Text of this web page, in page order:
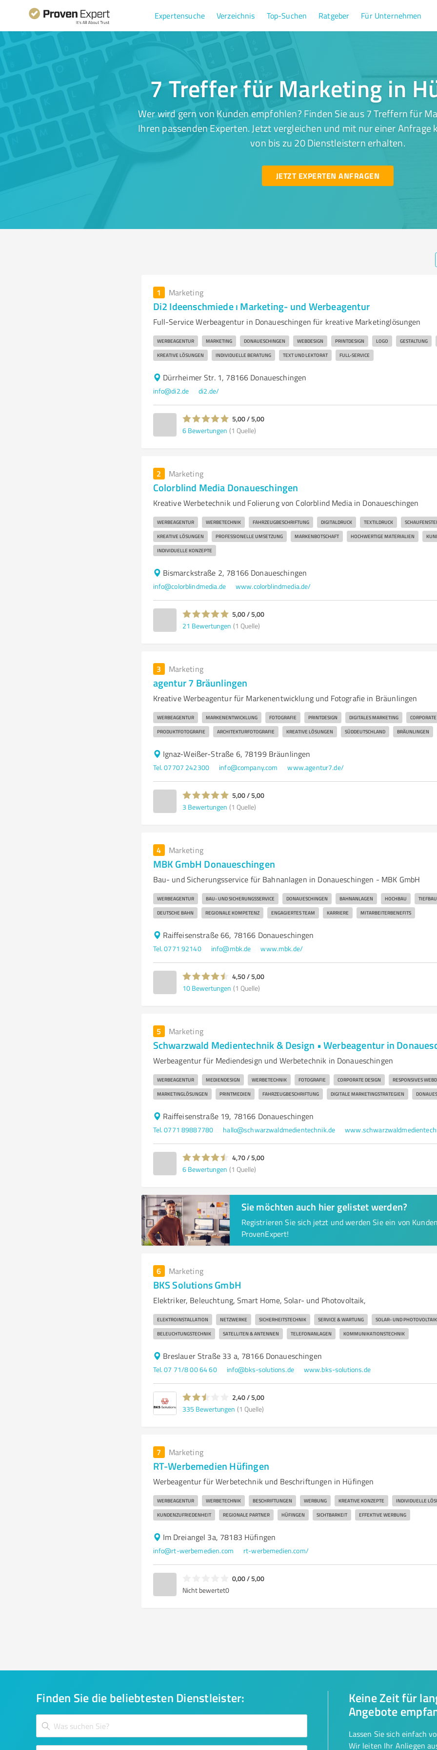
Expertensuche Verzeichnis Top-Suchen Ratgeber Für Unternehmen
7 Treffer für Marketing in
Wer wird gern von Kunden empfohlen? Finden Sie aus 7 Treffern für
Ihren passenden Experten. Jetzt vergleichen und mit nur einer Anfrage
von bis zu 20 Dienstleistern erhalten.
JETZT EXPERTEN ANFRAGEN
1 Marketing
Di2 Ideenschmiede ı Marketing- und Werbeagentur
Full-Service Werbeagentur in Donaueschingen für kreative Marketinglösungen
WERBEAGENTUR MARKETING DONAUESCHINGEN WEBDESIGN PRINTDESIGN LOGO GESTALTUNG
KREATIVE LÖSUNGEN INDIVIDUELLE BERATUNG TEXT UND LEKTORAT FULL-SERVICE
Dürrheimer Str. 1, 78166 Donaueschingen
info@di2.de di2.de/
5,00 / 5,00
6 Bewertungen (1 Quelle)
2 Marketing
Colorblind Media Donaueschingen
Kreative Werbetechnik und Folierung von Colorblind Media in Donaueschingen
WERBEAGENTUR WERBETECHNIK FAHRZEUGBESCHRIFTUNG DIGITALDRUCK TEXTILDRUCK
KREATIVE LÖSUNGEN PROFESSIONELLE UMSETZUNG MARKENBOTSCHAFT HOCHWERTIGE MATERIALIEN
INDIVIDUELLE KONZEPTE
Bismarckstraße 2, 78166 Donaueschingen
info@colorblindmedia.de www.colorblindmedia.de/
5,00 / 5,00
21 Bewertungen (1 Quelle)
3 Marketing
agentur 7 Bräunlingen
Kreative Werbeagentur für Markenentwicklung und Fotografie in Bräunlingen
WERBEAGENTUR MARKENENTWICKLUNG FOTOGRAFIE PRINTDESIGN DIGITALES MARKETING
PRODUKTFOTOGRAFIE ARCHITEKTURFOTOGRAFIE KREATIVE LÖSUNGEN SÜDDEUTSCHLAND BRÄUNLINGEN
Ignaz-Weißer-Straße 6, 78199 Bräunlingen
Tel. 07707 242300 info@company.com www.agentur7.de/
5,00 / 5,00
3 Bewertungen (1 Quelle)
4 Marketing
MBK GmbH Donaueschingen
Bau- und Sicherungsservice für Bahnanlagen in Donaueschingen - MBK GmbH
WERBEAGENTUR BAU- UND SICHERUNGSSERVICE DONAUESCHINGEN BAHNANLAGEN HOCHBAU TIEFBAU
DEUTSCHE BAHN REGIONALE KOMPETENZ ENGAGIERTES TEAM KARRIERE MITARBEITERBENEFITS
Raiffeisenstraße 66, 78166 Donaueschingen
Tel. 0771 92140 info@mbk.de www.mbk.de/
4,50 / 5,00
10 Bewertungen (1 Quelle)
5 Marketing
Schwarzwald Medientechnik & Design • Werbeagentur in
Werbeagentur für Mediendesign und Werbetechnik in Donaueschingen
WERBEAGENTUR MEDIENDESIGN WERBETECHNIK FOTOGRAFIE CORPORATE DESIGN RESPONSIVES
MARKETINGLÖSUNGEN PRINTMEDIEN FAHRZEUGBESCHRIFTUNG DIGITALE MARKETINGSTRATEGIEN
Raiffeisenstraße 19, 78166 Donaueschingen
Tel. 0771 89887780 hallo@schwarzwaldmedientechnik.de
4,70 / 5,00
6 Bewertungen (1 Quelle)
Sie möchten auch hier gelistet werden?
Registrieren Sie sich jetzt und werden Sie ein von
ProvenExpert!
6 Marketing
BKS Solutions GmbH
Elektriker, Beleuchtung, Smart Home, Solar- und Photovoltaik,
ELEKTROINSTALLATION NETZWERKE SICHERHEITSTECHNIK SERVICE & WARTUNG SOLAR- UND PHOTOVOLTAIK
BELEUCHTUNGSTECHNIK SATELLITEN & ANTENNEN TELEFONANLAGEN KOMMUNIKATIONSTECHNIK
Breslauer Straße 33 a, 78166 Donaueschingen
Tel. 07 71/8 00 64 60 info@bks-solutions.de www.bks-solutions.de
2,40 / 5,00
335 Bewertungen (1 Quelle)
7 Marketing
RT-Werbemedien Hüfingen
Werbeagentur für Werbetechnik und Beschriftungen in Hüfingen
WERBEAGENTUR WERBETECHNIK BESCHRIFTUNGEN WERBUNG KREATIVE KONZEPTE INDIVIDUELLE
KUNDENZUFRIEDENHEIT REGIONALE PARTNER HÜFINGEN SICHTBARKEIT EFFEKTIVE WERBUNG
Im Dreiangel 3a, 78183 Hüfingen
info@rt-werbemedien.com rt-werbemedien.com/
0,00 / 5,00
Nicht bewertet0
Finden Sie die beliebtesten Dienstleister:
Keine Zeit für
Angebote
Lassen Sie sich einfach
Wir leiten Ihr Anliegen